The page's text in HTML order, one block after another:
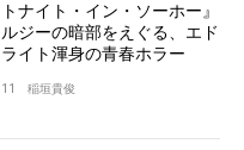
トナイト・イン・ソーホー』
ジーの暗部をえぐる、エド
イト渾身の青春ホラー
稲垣貴俊